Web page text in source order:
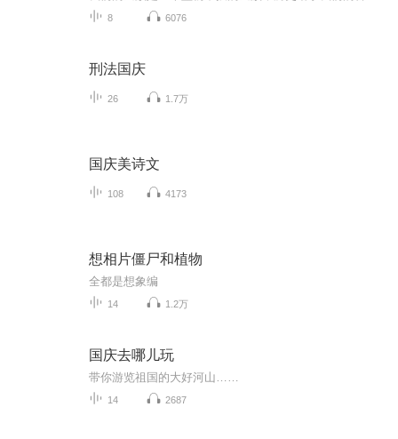
8 6076
刑法国庆
26 1.7万
国庆美诗文
108 4173
想相片僵尸和植物
全都是想象编
14 1.2万
国庆去哪儿玩
带你游览祖国的大好河山……
14 2687